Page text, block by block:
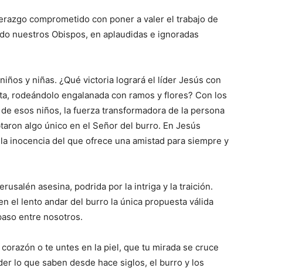
comprometido con poner a valer el trabajo de
nuestros Obispos, en aplaudidas e ignoradas
y niñas. ¿Qué victoria logrará el líder Jesús con
rodeándolo engalanada con ramos y flores? Con los
esos niños, la fuerza transformadora de la persona
algo único en el Señor del burro. En Jesús
inocencia del que ofrece una amistad para siempre y
asesina, podrida por la intriga y la traición.
el lento andar del burro la única propuesta válida
entre nosotros.
o te untes en la piel, que tu mirada se cruce
lo que saben desde hace siglos, el burro y los